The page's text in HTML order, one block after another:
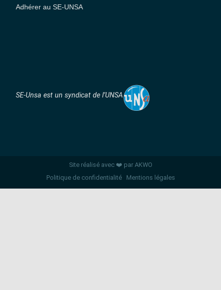
Adhérer au SE-UNSA
SE-Unsa est un syndicat de l’UNSA
Site réalisé avec ❤️ par AKWO
Politique de confidentialité
Mentions légales